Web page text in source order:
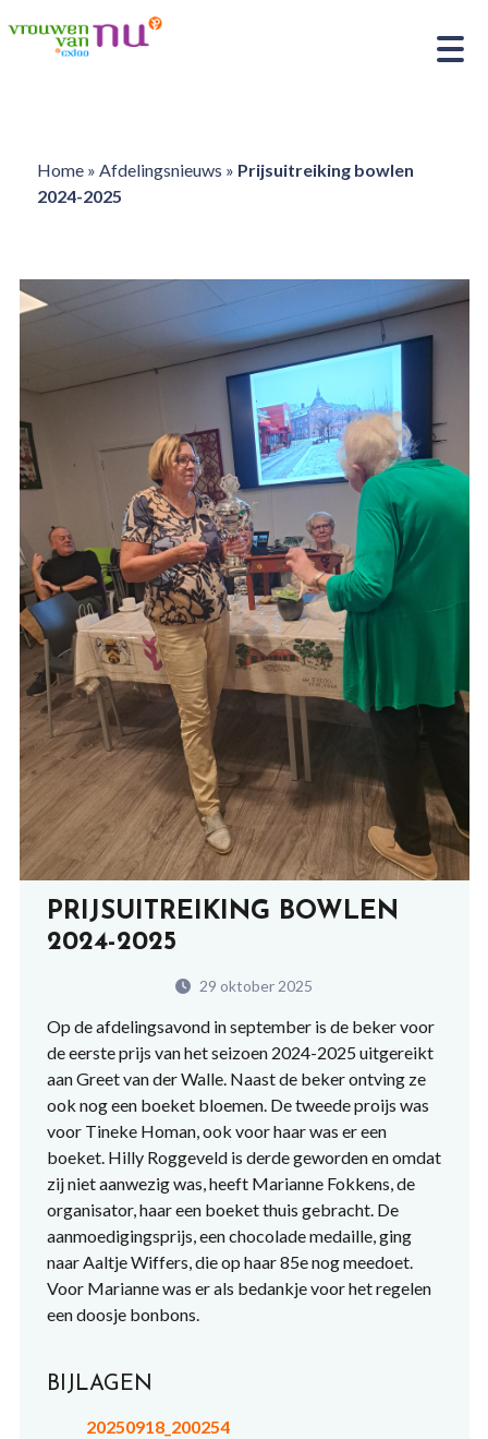
Home» Afdelingsnieuws » Prijsuitreiking bowlen
2024-2025
PRIJSUITREIKING BOWLEN
2024-2025
29 oktober 2025
Op de afdelingsavond in september is de beker voor
de eerste prijs van het seizoen 2024-2025 uitgereikt
aan Greet van der Walle. Naast de beker ontving ze
ook nog een boeket bloemen. De tweede proijs was
voor Tineke Homan, ook voor haar was er een
boeket. Hilly Roggeveld is derde geworden en omdat
zij niet aanwezig was, heeft Marianne Fokkens, de
organisator, haar een boeket thuis gebracht. De
aanmoedigingsprijs, een chocolade medaille, ging
naar Aaltje Wiffers, die op haar 85e nog meedoet.
Voor Marianne was er als bedankje voor het regelen
een doosje bonbons.
BIJLAGEN
20250918_200254